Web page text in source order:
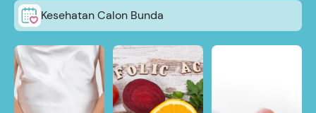
Kesehatan Calon Bunda